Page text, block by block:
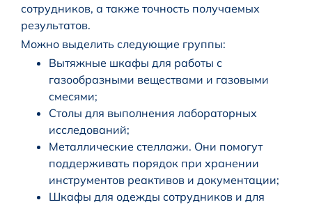
сотрудников, а также точность получаемых
результатов.
Можно выделить следующие группы:
Вытяжные шкафы для работы с
газообразными веществами и газовыми
смесями;
Столы для выполнения лабораторных
исследований;
Металлические стеллажи. Они помогут
поддерживать порядок при хранении
инструментов реактивов и документации;
Шкафы для одежды сотрудников и для